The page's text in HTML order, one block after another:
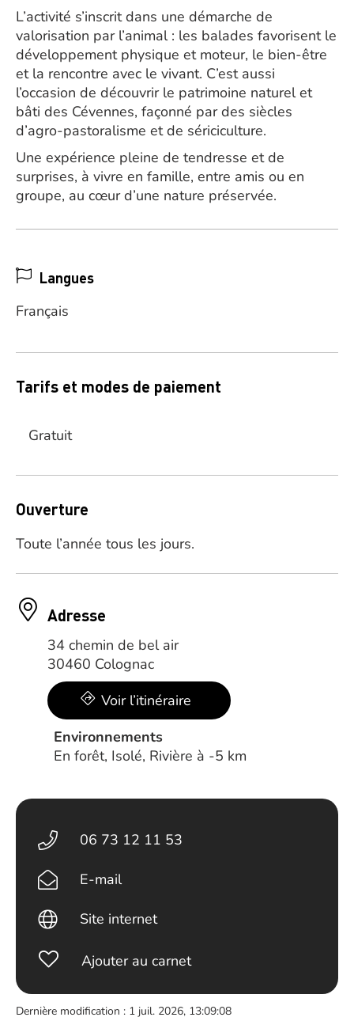
L’activité s’inscrit dans une démarche de
valorisation par l’animal : les balades favorisent le
développement physique et moteur, le bien-être
et la rencontre avec le vivant. C’est aussi
l’occasion de découvrir le patrimoine naturel et
bâti des Cévennes, façonné par des siècles
d’agro-pastoralisme et de sériciculture.
Une expérience pleine de tendresse et de
surprises, à vivre en famille, entre amis ou en
groupe, au cœur d’une nature préservée.
Langues
Français
Tarifs et modes de paiement
Gratuit
Ouverture
Toute l’année tous les jours.
Adresse
34 chemin de bel air
30460 Colognac
Voir l’itinéraire
Environnements
En forêt, Isolé, Rivière à -5 km
06 73 12 11 53
E-mail
Site internet
Ajouter au carnet
Dernière modification : 1 juil. 2026, 13:09:08